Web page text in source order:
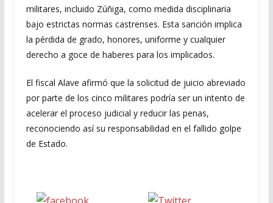
militares, incluido Zúñiga, como medida disciplinaria
bajo estrictas normas castrenses. Esta sanción implica
la pérdida de grado, honores, uniforme y cualquier
derecho a goce de haberes para los implicados.
El fiscal Alave afirmó que la solicitud de juicio abreviado
por parte de los cinco militares podría ser un intento de
acelerar el proceso judicial y reducir las penas,
reconociendo así su responsabilidad en el fallido golpe
de Estado.